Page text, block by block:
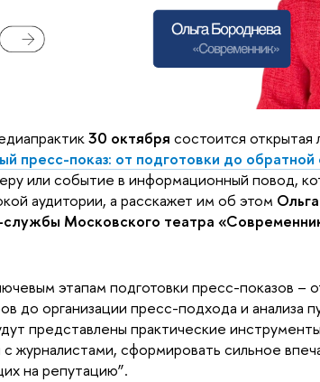
30 октября состоится открытая
пресс-показ: от подготовки до обратной
или событие в информационный повод,
аудитории, а расскажет им об этом
Московского театра
этапам подготовки пресс-показов –
до организации пресс-подхода и анализа
представлены практические
журналистами, сформировать сильное
на репутацию”.